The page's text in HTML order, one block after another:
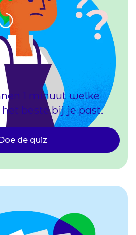
1 minuut welke
beste bij je past.
Doe de quiz